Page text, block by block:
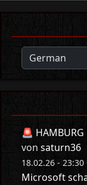
🚨 HAMBURG
von saturn36
18.02.26 -
Microsoft